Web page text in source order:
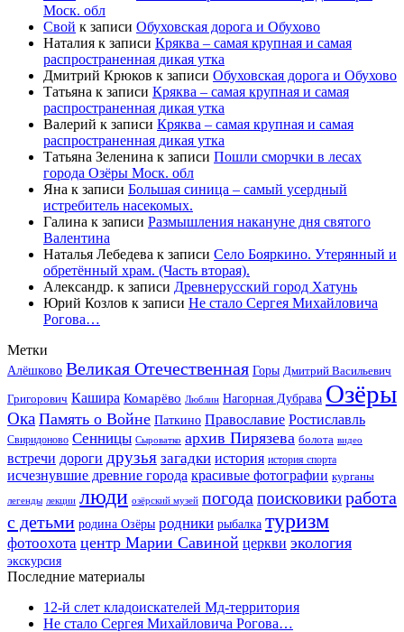
Моск. обл
Свой к записи Обуховская дорога и Обухово
Наталия к записи Кряква – самая крупная и самая
распространенная дикая утка
Дмитрий Крюков к записи Обуховская дорога и Обухово
Татьяна к записи Кряква – самая крупная и самая
распространенная дикая утка
Валерий к записи Кряква – самая крупная и самая
распространенная дикая утка
Татьяна Зеленина к записи Пошли сморчки в лесах
города Озёры Моск. обл
Яна к записи Большая синица – самый усердный
истребитель насекомых.
Галина к записи Размышления накануне дня святого
Валентина
Наталья Лебедева к записи Село Бояркино. Утерянный и
обретённый храм. (Часть вторая).
Александр. к записи Древнерусский город Хатунь
Юрий Козлов к записи Не стало Сергея Михайловича
Рогова…
Метки
Алёшково Великая Отечественная Горы Дмитрий Васильевич
Григорович Кашира Комарёво Люблин Нагорная Дубрава Озёры
Ока Память о Войне Паткино Православие Ростиславль
Свиридоново Сенницы Сыроватко архив Пирязева болота видео
встречи дороги друзья загадки история история спорта
исчезнувшие древние города красивые фотографии курганы
легенды лекции люди озёрский музей погодапоисковикиработа
с детьми родина Озёры родники рыбалка туризм
фотоохота центр Марии Савиной церкви экология
экскурсия
Последние материалы
12-й слет кладоискателей Мд-территория
Не стало Сергея Михайловича Рогова…